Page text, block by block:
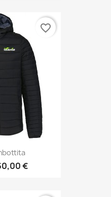
€
favorite_border